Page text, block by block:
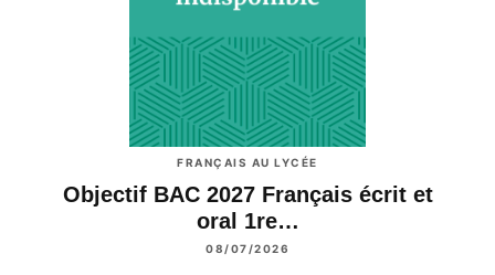
FRANÇAIS AU LYCÉE
Objectif BAC 2027 Français écrit et
oral 1re…
08/07/2026